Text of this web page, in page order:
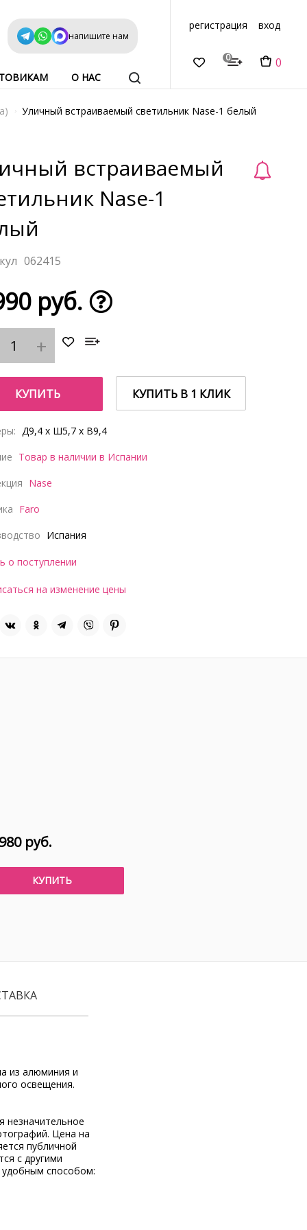
напишите нам
О НАС
регистрация вход
0 0
Уличный встраиваемый светильник Nase-1 белый
встраиваемый
Nase-1
062415
руб.
КУПИТЬ КУПИТЬ В 1 КЛИК
Д9,4 x Ш5,7 x В9,4
Товар в наличии в Испании
Nase
Faro
Испания
о поступлении
на изменение цены
руб.
КУПИТЬ
из алюминия и
освещения.
незначительное
Цена на
публичной
с другими
способом: